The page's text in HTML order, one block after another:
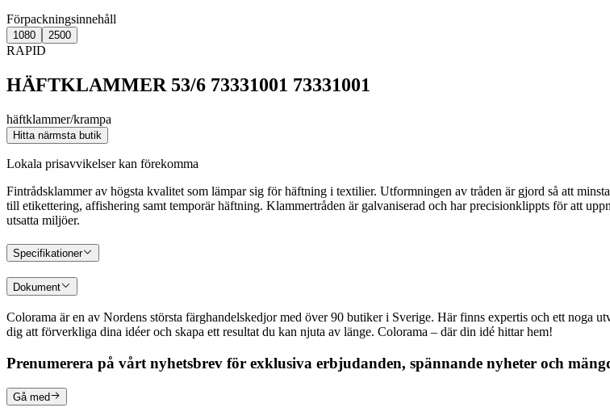
Förpackningsinnehåll
1080 2500
RAPID
HÄFTKLAMMER 53/6 73331001 73331001
häftklammer/krampa
Hitta närmsta butik
Lokala prisavvikelser kan förekomma
Fintrådsklammer av högsta kvalitet som lämpar sig för häftning i textilier. Utformningen av tråden är gjord så att
till etikettering, affishering samt temporär häftning. Klammertråden är galvaniserad och har precisionklippts för att
utsatta miljöer.
Specifikationer
Dokument
Colorama är en av Nordens största färghandelskedjor med över 90 butiker i Sverige. Här finns expertis och ett
dig att förverkliga dina idéer och skapa ett resultat du kan njuta av länge. Colorama – där din idé hittar hem!
Prenumerera på vårt nyhetsbrev för exklusiva erbjudanden, spännande nyheter och
Gå med